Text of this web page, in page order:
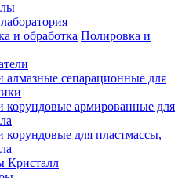
Полировка и
алмазные сепарационные для
корундовые армированные для
корундовые для пластмассы,
Кристалл